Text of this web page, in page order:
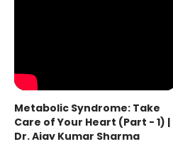
Metabolic Syndrome: Take
Care of Your Heart (Part - 1) |
Dr. Ajay Kumar Sharma